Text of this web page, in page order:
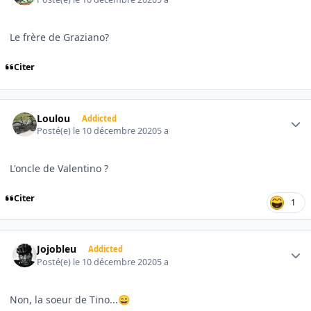
Le frère de Graziano?
Citer
Loulou Addicted
Posté(e) le 10 décembre 20205 a
L'oncle de Valentino ?
Citer 1
Jojobleu Addicted
Posté(e) le 10 décembre 20205 a
Non, la soeur de Tino...😄